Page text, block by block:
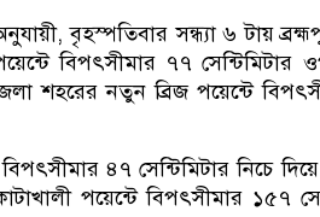
বৃহস্পতিবার সন্ধ্যা ৬ টায়
বিপৎসীমার ৭৭ সেন্টিমিটার
শহরের নতুন ব্রিজ পয়েন্টে
৪৭ সেন্টিমিটার নিচে
পয়েন্টে বিপৎসীমার ১৫৭